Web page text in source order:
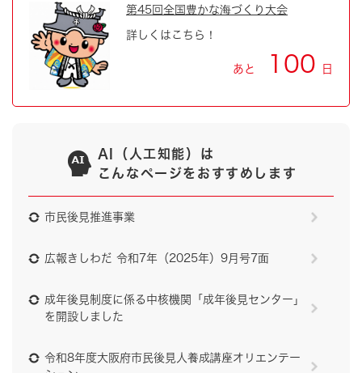
第45回全国豊かな海づくり大会
詳しくはこちら！
あと 100 日
AI（人工知能）は
こんなページをおすすめします
市民後見推進事業
広報きしわだ 令和7年（2025年）9月号7面
成年後見制度に係る中核機関「成年後見センター」
を開設しました
令和8年度大阪府市民後見人養成講座オリエンテー